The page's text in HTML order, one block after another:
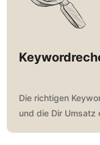
Die richtigen
und die Dir Umsatz